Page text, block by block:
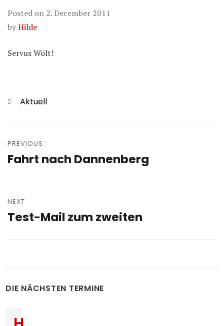
Posted on 2. December 2011
byHilde
Servus Wölt!
Categories
Aktuell
navigation
PREVIOUS
Previous
Fahrt nach Dannenberg
NEXT
Next
Test-Mail zum zweiten
DIE NÄCHSTEN TERMINE